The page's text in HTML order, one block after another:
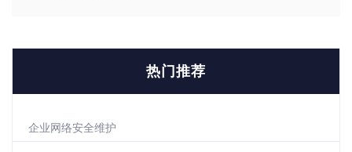
热门推荐
企业网络安全维护